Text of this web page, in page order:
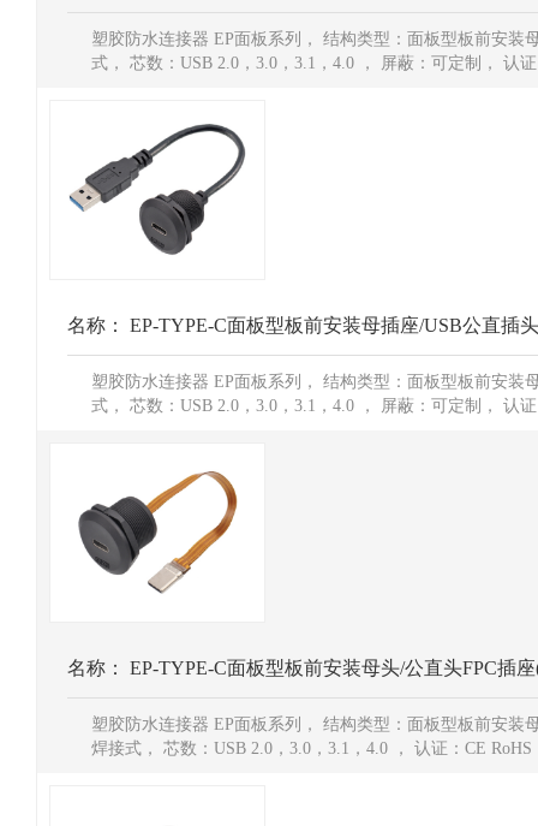
塑胶防水连接器 EP面板系列， 结构类型：面板型板前安装
式， 芯数：USB 2.0，3.0，3.1，4.0 ， 屏蔽：可定制， 认
名称： EP-TYPE-C面板型板前安装母插座/USB公直插
塑胶防水连接器 EP面板系列， 结构类型：面板型板前安装
式， 芯数：USB 2.0，3.0，3.1，4.0 ， 屏蔽：可定制， 认
名称： EP-TYPE-C面板型板前安装母头/公直头FPC插
塑胶防水连接器 EP面板系列， 结构类型：面板型板前安装
焊接式， 芯数：USB 2.0，3.0，3.1，4.0 ， 认证：CE RoHS